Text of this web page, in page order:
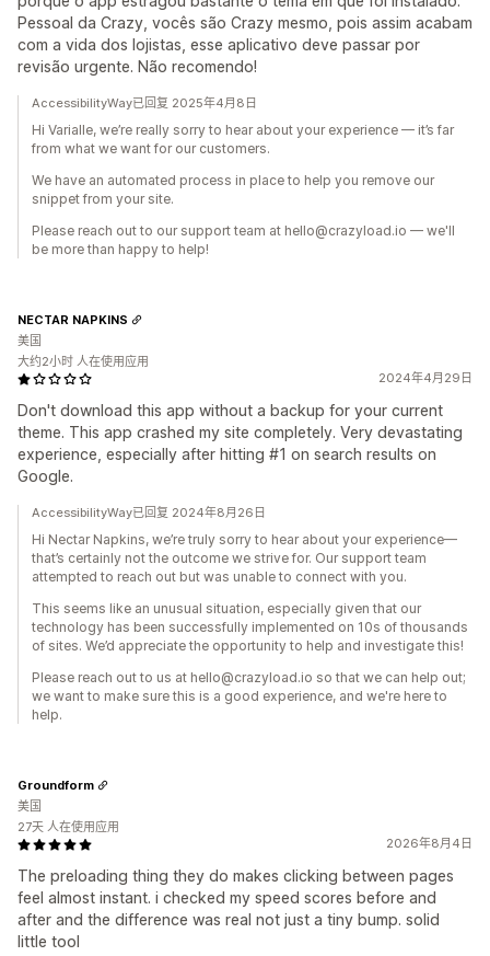
Pessoal da Crazy, vocês são Crazy mesmo, pois assim acabam
com a vida dos lojistas, esse aplicativo deve passar por
revisão urgente. Não recomendo!
AccessibilityWay已回复 2025年4月8日
Hi Varialle, we’re really sorry to hear about your experience — it’s far
from what we want for our customers.
We have an automated process in place to help you remove our
snippet from your site.
Please reach out to our support team at hello@crazyload.io — we'll
be more than happy to help!
2024年4月29日
Don't download this app without a backup for your current
theme. This app crashed my site completely. Very devastating
experience, especially after hitting #1 on search results on
Google.
NECTAR NAPKINS
美国
大约2小时 人在使用应用
AccessibilityWay已回复 2024年8月26日
Hi Nectar Napkins, we’re truly sorry to hear about your experience—
that’s certainly not the outcome we strive for. Our support team
attempted to reach out but was unable to connect with you.
This seems like an unusual situation, especially given that our
technology has been successfully implemented on 10s of thousands
of sites. We’d appreciate the opportunity to help and investigate this!
Please reach out to us at hello@crazyload.io so that we can help out;
we want to make sure this is a good experience, and we're here to
help.
2026年8月4日
The preloading thing they do makes clicking between pages
feel almost instant. i checked my speed scores before and
after and the difference was real not just a tiny bump. solid
little tool
Groundform
美国
27天 人在使用应用